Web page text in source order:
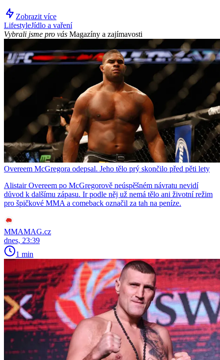
Zobrazit více
LifestyleJídlo a vaření
Vybrali jsme pro vás Magazíny a zajímavosti
Overeem McGregora odepsal. Jeho tělo prý skončilo před pěti lety
Alistair Overeem po McGregorově neúspěšném návratu nevidí
důvod k dalšímu zápasu. Ir podle něj už nemá tělo ani životní režim
pro špičkové MMA a comeback označil za tah na peníze.
MMAMAG.cz
dnes, 23:39
1 min